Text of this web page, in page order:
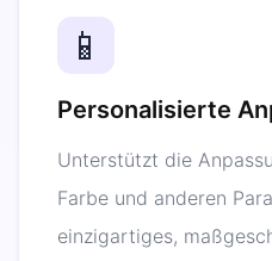
📱
Personalisierte
Unterstützt die
Farbe und anderen
einzigartiges,